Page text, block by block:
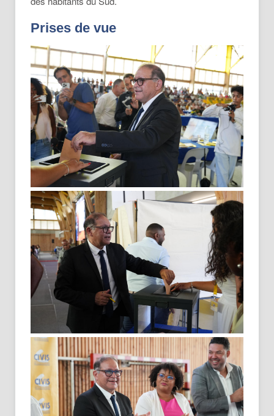
Prises de vue